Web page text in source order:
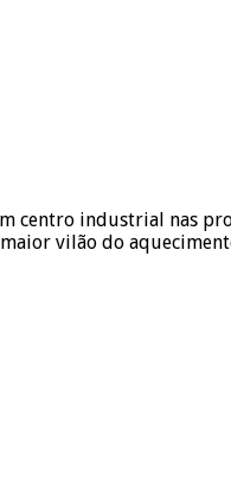
centro industrial nas
maior vilão do